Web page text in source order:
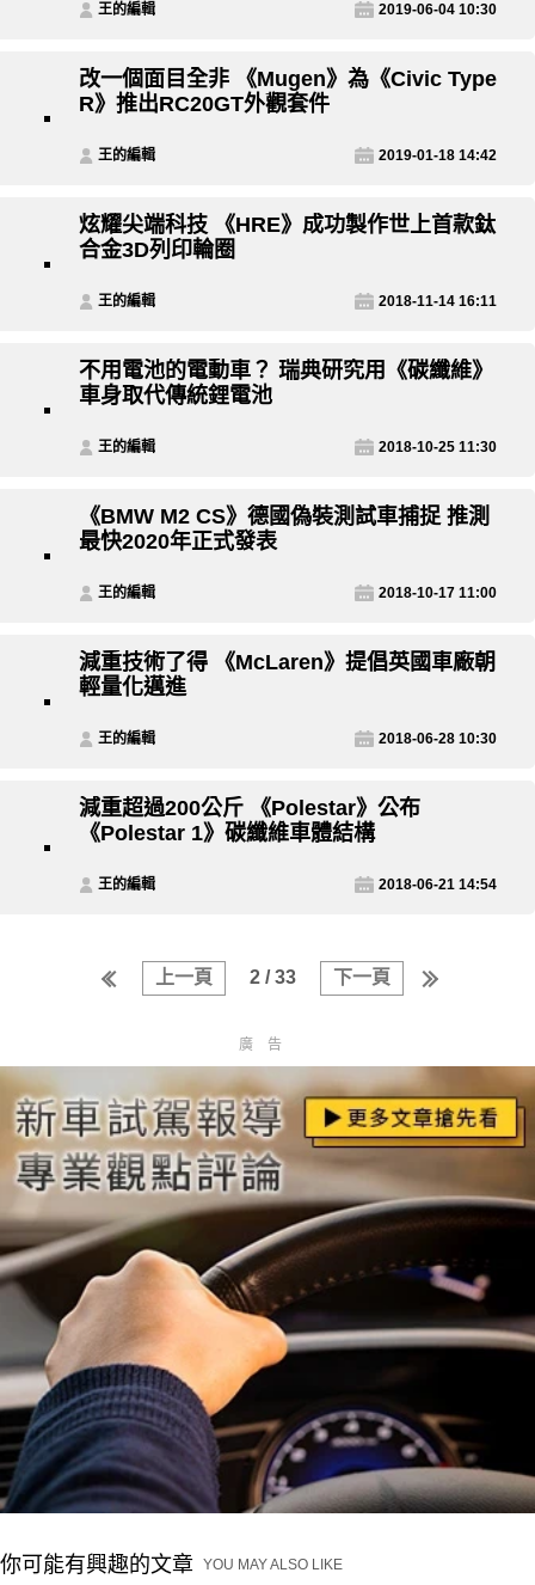
王的編輯 2019-06-04 10:30
改一個面目全非 《Mugen》為《Civic Type
R》推出RC20GT外觀套件
王的編輯 2019-01-18 14:42
炫耀尖端科技 《HRE》成功製作世上首款鈦
合金3D列印輪圈
王的編輯 2018-11-14 16:11
不用電池的電動車？ 瑞典研究用《碳纖維》
車身取代傳統鋰電池
王的編輯 2018-10-25 11:30
《BMW M2 CS》德國偽裝測試車捕捉 推測
最快2020年正式發表
王的編輯 2018-10-17 11:00
減重技術了得 《McLaren》提倡英國車廠朝
輕量化邁進
王的編輯 2018-06-28 10:30
減重超過200公斤 《Polestar》公布
《Polestar 1》碳纖維車體結構
王的編輯 2018-06-21 14:54
上一頁 2 / 33 下一頁
廣告
你可能有興趣的文章 YOU MAY ALSO LIKE